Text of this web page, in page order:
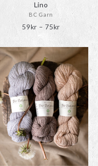
Lino
BC Garn
59kr – 75kr
till
75kr